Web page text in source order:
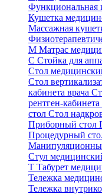
Функциональная
Кушетка
Массажная
М Матрас
С Стойка для
Стол
Стол
кабинета врача
рентген-кабинета
стол Стол
Приборный стол
Процедурный
Стул
Т Табурет
Тележка
Тележка